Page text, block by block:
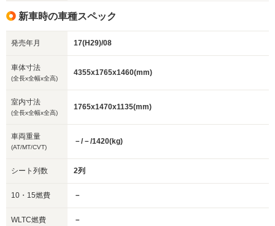
新車時の車種スペック
発売年月 17(H29)/08
車体寸法
(全長x全幅x全高)
4355x1765x1460(mm)
室内寸法
(全長x全幅x全高)
1765x1470x1135(mm)
車両重量
(AT/MT/CVT)
－/－/1420(kg)
シート列数 2列
10・15燃費 －
WLTC燃費 －